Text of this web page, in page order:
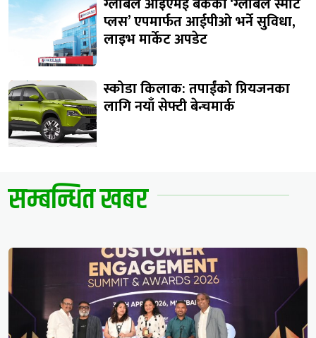
प्लस’ एपमार्फत आईपीओ भर्ने सुविधा,
लाइभ मार्केट अपडेट
स्कोडा किलाक: तपाईंको प्रियजनका
लागि नयाँ सेफ्टी बेन्चमार्क
सम्बन्धित खबर